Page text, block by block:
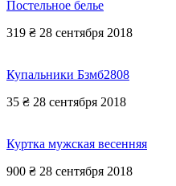
Постельное белье
319 ₴ 28 сентября 2018
Купальники Бзмб2808
35 ₴ 28 сентября 2018
Куртка мужская весенняя
900 ₴ 28 сентября 2018